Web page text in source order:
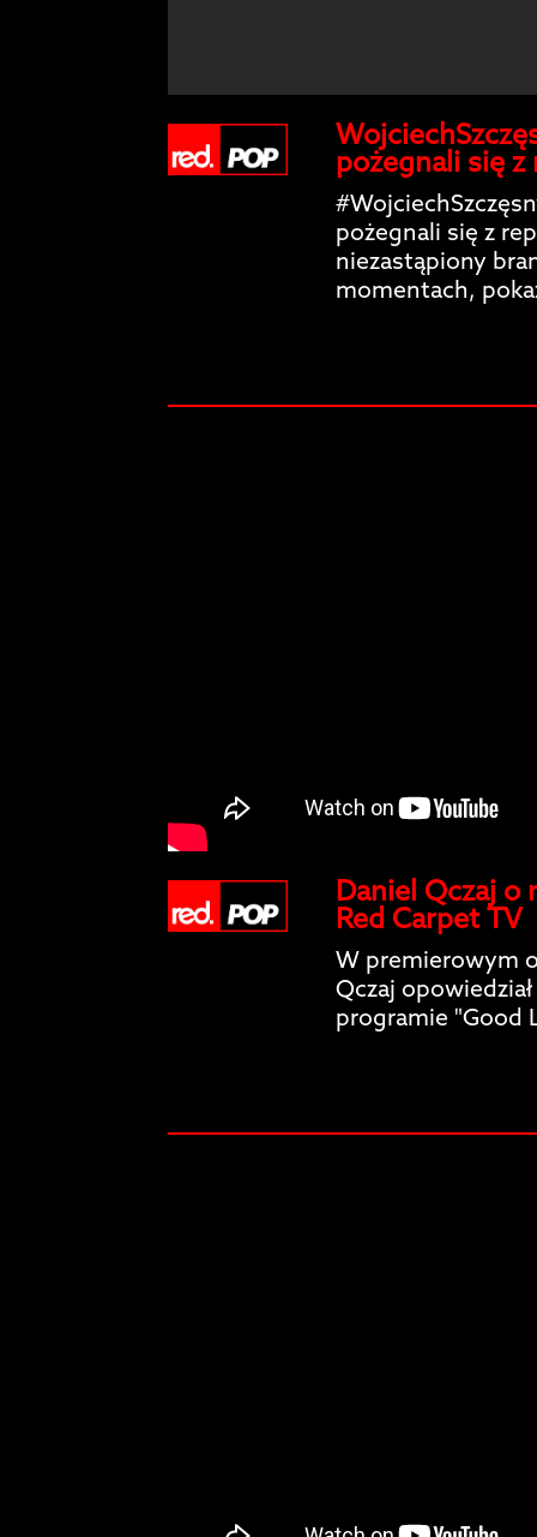
pożegnali się z
pożegnali się z
niezastąpiony
momentach,
Daniel Qczaj o
Red Carpet TV
W premierowym
Qczaj
programie "Good